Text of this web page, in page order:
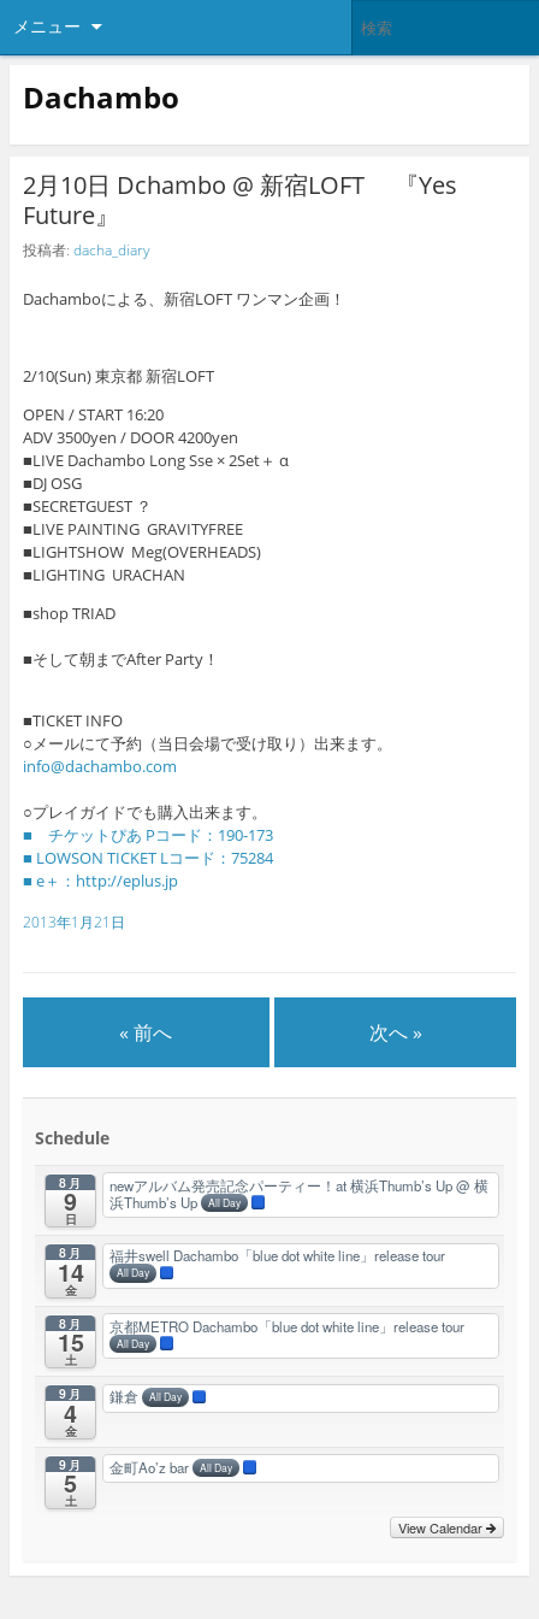
メニュー
Dachambo
2月10日 Dchambo @ 新宿LOFT 『Yes
Future』
投稿者: dacha_diary
Dachamboによる、新宿LOFT ワンマン企画！
2/10(Sun) 東京都 新宿LOFT
OPEN / START 16:20
ADV 3500yen / DOOR 4200yen
■LIVE Dachambo Long Sse × 2Set＋ α
■DJ OSG
■SECRETGUEST ？
■LIVE PAINTING GRAVITYFREE
■LIGHTSHOW Meg(OVERHEADS)
■LIGHTING URACHAN
■shop TRIAD
■そして朝までAfter Party！
■TICKET INFO
○メールにて予約（当日会場で受け取り）出来ます。
info@dachambo.com
○プレイガイドでも購入出来ます。
■ チケットぴあ Pコード：190-173
■ LOWSON TICKET Lコード：75284
■ e＋：http://eplus.jp
2013年1月21日
« 前へ 次へ »
Schedule
8月
9
日
newアルバム発売記念パーティー！at 横浜Thumb’s Up@ 横
浜Thumb’s Up
All Day
8月
14
金
福井swell Dachambo「blue dot white line」release tour
All Day
8月
15
土
京都METRO Dachambo「blue dot white line」release tour
All Day
9月
4
金
鎌倉 All Day
9月
5
土
金町Ao’z bar All Day
View Calendar